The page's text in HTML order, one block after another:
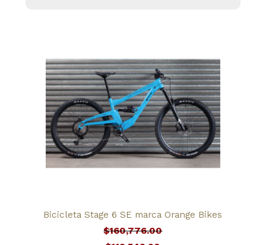
$90,034.56.
Bicicleta Stage 6 SE marca Orange Bikes
$160,776.00